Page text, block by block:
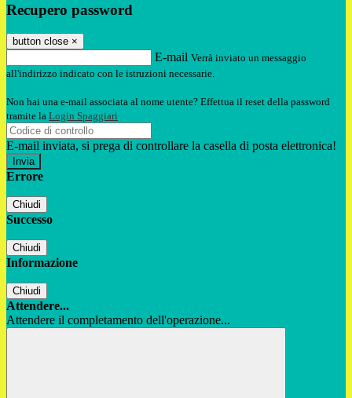
Recupero password
button close ×
E-mail Verrà inviato un messaggio
all'indirizzo indicato con le istruzioni necessarie.
Non hai una e-mail associata al nome utente? Effettua il reset della password
tramite la Login Spaggiari
E-mail inviata, si prega di controllare la casella di posta elettronica!
Errore
Chiudi
Successo
Chiudi
Informazione
Chiudi
Attendere...
Attendere il completamento dell'operazione...